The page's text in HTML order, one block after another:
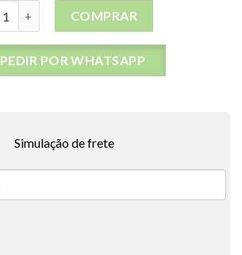
COMPRAR
PEDIR POR WHATSAPP
Simulação de frete